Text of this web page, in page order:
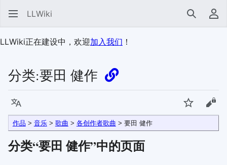
LLWiki 搜索 用
LLWiki正在建设中，欢迎加入我们 ！
分类:要田 健作
语言 监视 查
作品 > 音乐> 歌曲 > 各创作者歌曲 > 要田 健作
分类“要田 健作”中的页面